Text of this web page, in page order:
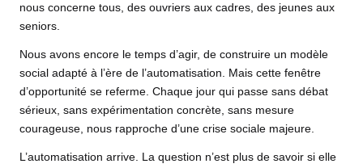
nous concerne tous, des ouvriers aux cadres, des jeunes aux
seniors.
Nous avons encore le temps d’agir, de construire un modèle
social adapté à l’ère de l’automatisation. Mais cette fenêtre
d’opportunité se referme. Chaque jour qui passe sans débat
sérieux, sans expérimentation concrète, sans mesure
courageuse, nous rapproche d’une crise sociale majeure.
L’automatisation arrive. La question n’est plus de savoir si elle